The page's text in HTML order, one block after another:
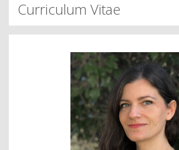
Curriculum Vitae